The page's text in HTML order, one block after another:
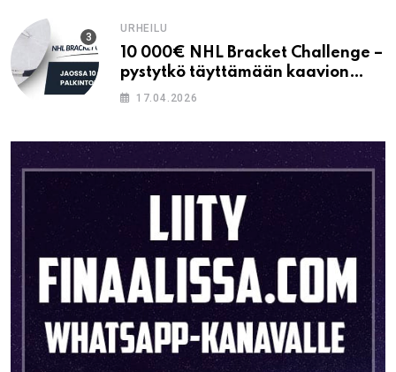
URHEILU
10 000€ NHL Bracket Challenge –
pystytkö täyttämään kaavion
oikein?
17.04.2026